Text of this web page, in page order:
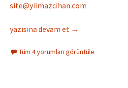
site@yilmazcihan.com
Kanban ve Scrum, İkisinin de En
yazısına devam et →
Tüm 4 yorumları görüntüle